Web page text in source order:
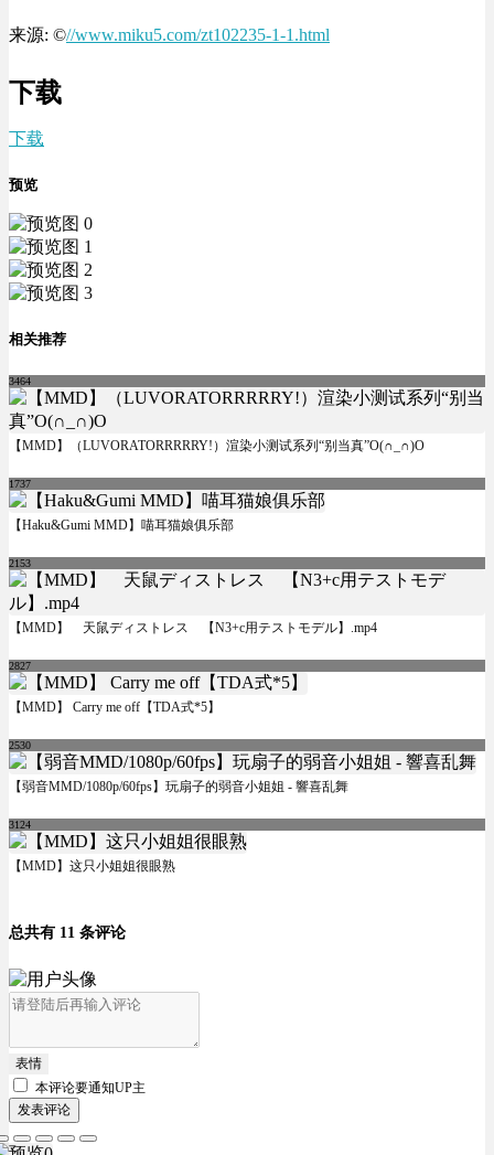
来源: ©//www.miku5.com/zt102235-1-1.html
下载
下载
预览
相关推荐
3464
【MMD】（LUVORATORRRRRY!）渲染小测试系列“别当真”O(∩_∩)O
1737
【Haku&Gumi MMD】喵耳猫娘俱乐部
2153
【MMD】 天鼠ディストレス 【N3+c用テストモデル】.mp4
2827
【MMD】 Carry me off【TDA式*5】
2530
【弱音MMD/1080p/60fps】玩扇子的弱音小姐姐 - 響喜乱舞
3124
【MMD】这只小姐姐很眼熟
总共有 11 条评论
表情
本评论要通知UP主
发表评论